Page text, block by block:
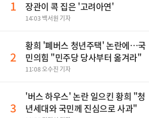
1
장관이 콕 집은 '고려아연'
14:03 백서원 기자
2
황희 '폐버스 청년주택' 논란에…국
민의힘 "민주당 당사부터 옮겨라"
11:08 오수진 기자
3
'버스 하우스' 논란 일으킨 황희 "청
년세대와 국민께 진심으로 사과"